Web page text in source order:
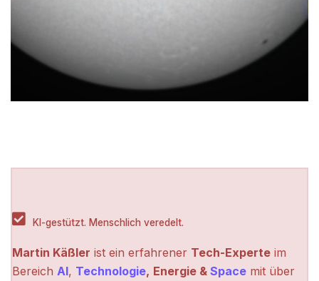
KI-gestützt. Menschlich veredelt.
Martin Käßler ist ein erfahrener Tech-Experte im
Bereich AI, Technologie, Energie & Space mit über